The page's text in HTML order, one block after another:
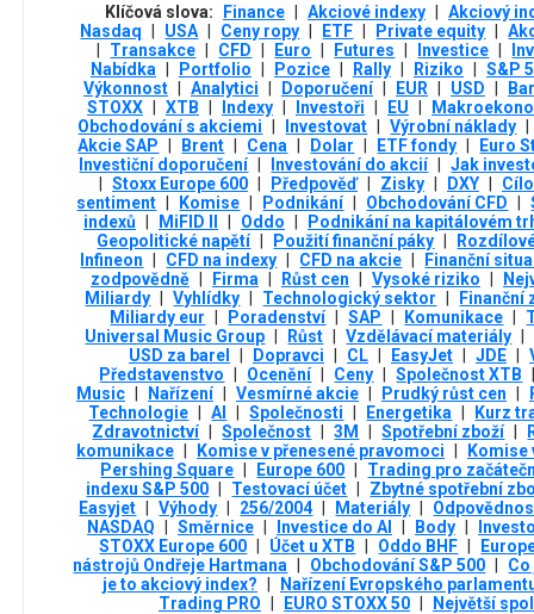
Klíčová slova: Finance Akciové indexy
Akciový
Nasdaq
USA Ceny ropy ETF Private equity
Transakce CFD Euro Futures Investice
Nabídka
Portfolio Pozice Rally Riziko
S&P
Výkonnost
Analytici Doporučení EUR USD
STOXX
XTB Indexy Investoři EU
Obchodování s akciemi
Investovat Výrobní náklady
Akcie SAP
Brent Cena Dolar ETF fondy
Euro
Investiční doporučení
Investování do akcií
Jak
Stoxx Europe 600 Předpověď Zisky DXY
sentiment
Komise Podnikání Obchodování CFD
indexů
MiFID II Oddo
Podnikání na kapitálovém
Geopolitické napětí
Použití finanční páky
Infineon
CFD na indexy CFD na akcie
Finanční
zodpovědně
Firma Růst cen Vysoké riziko
Miliardy
Vyhlídky Technologický sektor
Finanční
Miliardy eur
Poradenství SAP Komunikace
Universal Music Group
Růst Vzdělávací materiály
USD za barel
Dopravci CL EasyJet JDE
Představenstvo
Ocenění Ceny Společnost XTB
Music
Nařízení Vesmírné akcie Prudký růst cen
Technologie
AI Společnosti Energetika
Kurz
Zdravotnictví
Společnost 3М Spotřební zboží
komunikace
Komise v přenesené pravomoci
Komise
Pershing Square
Europe 600
Trading pro
indexu S&P 500
Testovací účet
Zbytné spotřební
Easyjet
Výhody 256/2004 Materiály
NASDAQ
Směrnice Investice do AI Body
STOXX Europe 600
Účet u XTB Oddo BHF
nástrojů Ondřeje Hartmana
Obchodování S&P 500
je to akciový index?
Nařízení Evropského
Trading PRO
EURO STOXX 50 Největší